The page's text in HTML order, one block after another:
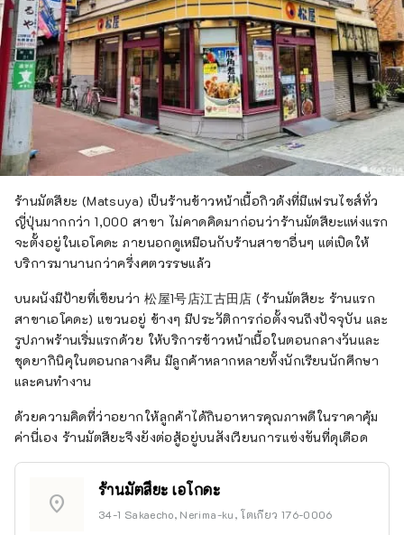
ร้านมัตสึยะ (Matsuya) เป็นร้านข้าวหน้าเนื้อกิวด้งที่มีแฟรนไชส์ทั่ว
ญี่ปุ่นมากกว่า 1,000 สาขา ไม่คาดคิดมาก่อนว่าร้านมัตสึยะแห่งแรก
จะตั้งอยู่ในเอโคดะ ภายนอกดูเหมือนกับร้านสาขาอื่นๆ แต่เปิดให้
บริการมานานกว่าครึ่งศตวรรษแล้ว
บนผนังมีป้ายที่เขียนว่า 松屋1号店江古田店 (ร้านมัตสึยะ ร้านแรก
สาขาเอโคดะ) แขวนอยู่ ข้างๆ มีประวัติการก่อตั้งจนถึงปัจจุบัน และ
รูปภาพร้านเริ่มแรกด้วย ให้บริการข้าวหน้าเนื้อในตอนกลางวันและ
ชุดยากินิคุในตอนกลางคืน มีลูกค้าหลากหลายทั้งนักเรียนนักศึกษา
และคนทำงาน
ด้วยความคิดที่ว่าอยากให้ลูกค้าได้กินอาหารคุณภาพดีในราคาคุ้ม
ค่านี่เอง ร้านมัตสึยะจึงยังต่อสู้อยู่บนสังเวียนการแข่งขันที่ดุเดือด
location_on
ร้านมัตสึยะ เอโกดะ
34-1 Sakaecho, Nerima-ku, โตเกียว 176-0006